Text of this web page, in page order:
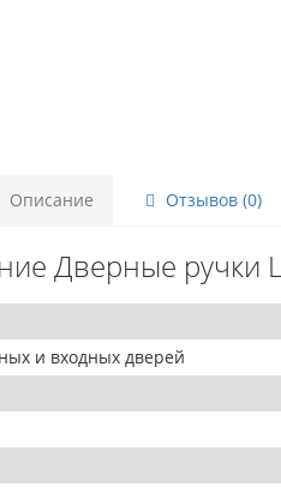
Описание Отзывов (0)
Дверные ручки
и входных дверей